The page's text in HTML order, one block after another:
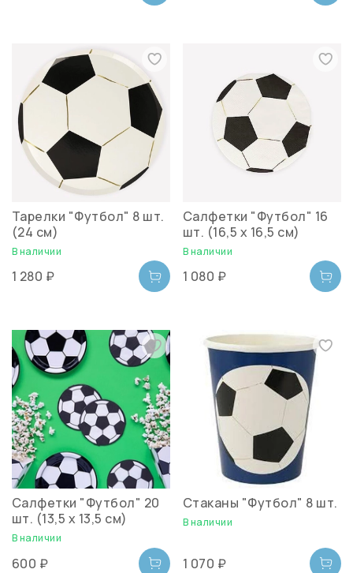
Тарелки "Футбол" 8 шт.
(24 см)
В наличии
1 280 ₽
Салфетки "Футбол" 16
шт. (16,5 х 16,5 см)
В наличии
1 080 ₽
Салфетки "Футбол" 20
шт. (13,5 х 13,5 см)
В наличии
600 ₽
Стаканы "Футбол" 8 шт.
В наличии
1 070 ₽